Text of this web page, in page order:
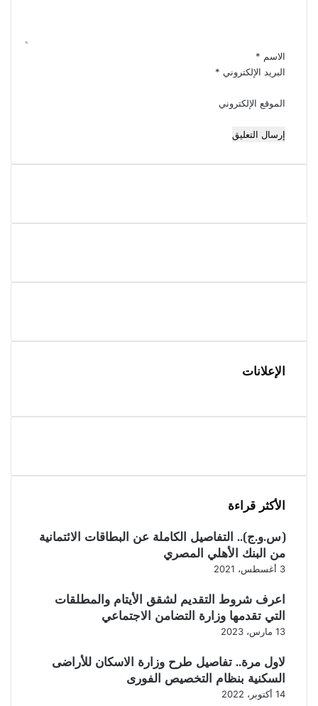
الاسم *
البريد الإلكتروني *
الموقع الإلكتروني
الإعلانات
الأكثر قراءة
(س.و.ج).. التفاصيل الكاملة عن البطاقات الائتمانية
من البنك الأهلي المصري
3 أغسطس، 2021
اعرف شروط التقديم لشقق الأيتام والمطلقات
التي تقدمها وزارة التضامن الاجتماعي
13 مارس، 2023
لاول مرة.. تفاصيل طرح وزارة الاسكان للأراضى
السكنية بنظام التخصيص الفورى
14 أكتوبر، 2022